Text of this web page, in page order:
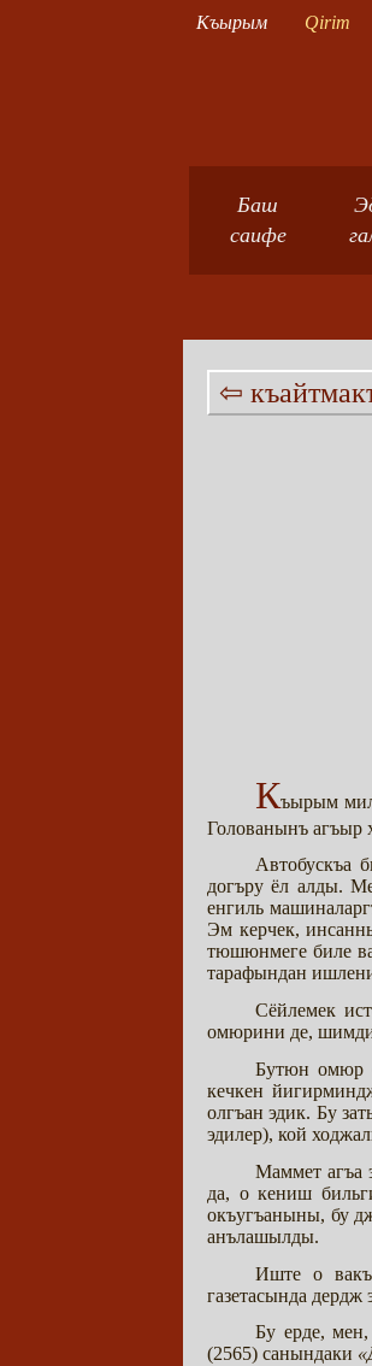
Къырым Qirim
Баш
саифе
⇦
Къырым
Голованынъ агъыр
Автобускъа
догъру ёл алды.
енгиль
Эм керчек,
тюшюнмеге биле
тарафындан
Сёйлемек
омюрини де, шимди
Бутюн омюр
кечкен
олгъан эдик. Бу
эдилер), кой
Маммет агъа
да, о кениш
окъугъаныны, бу
анълашылды.
Иште о
газетасында
Бу ерде,
(2565) санындаки